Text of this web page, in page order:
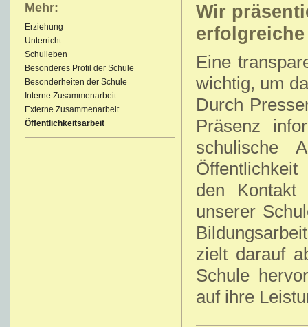
Mehr:
Erziehung
Unterricht
Schulleben
Besonderes Profil der Schule
Besonderheiten der Schule
Interne Zusammenarbeit
Externe Zusammenarbeit
Öffentlichkeitsarbeit
Wir
Eine
wichtig, um
Durch
Präsenz
schulische
den
unserer
zielt darauf
Schule
auf ihre